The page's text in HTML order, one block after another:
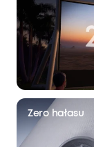
Zero hałasu